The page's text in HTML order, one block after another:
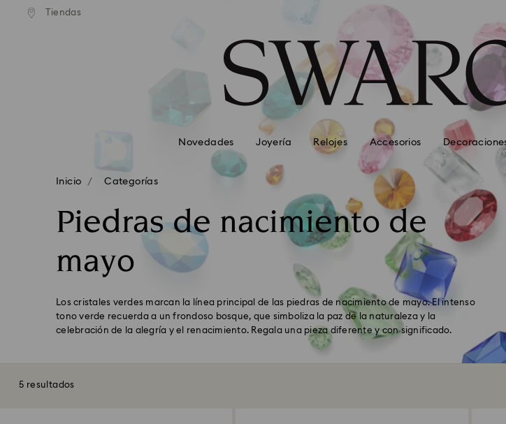
Accesskeys list
Tiendas
Novedades Joyería Relojes Accesorios
Inicio Categorías
Piedras de nacimiento de
mayo
Los cristales verdes marcan la línea principal de las piedras de nacimiento de mayo. El intenso
tono verde recuerda a un frondoso bosque, que simboliza la paz de la naturaleza y la
celebración de la alegría y el renacimiento. Regala una pieza diferente y con significado.
5 resultados